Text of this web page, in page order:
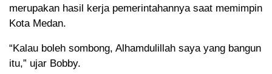
merupakan hasil kerja pemerintahannya saat memimpin
Kota Medan.
“Kalau boleh sombong, Alhamdulillah saya yang bangun
itu,” ujar Bobby.